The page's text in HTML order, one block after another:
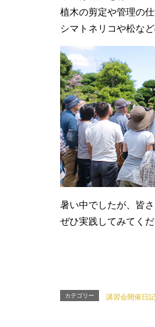
植木の剪定や管理の
シマトネリコや松な
暑い中でしたが、皆
ぜひ実践してみてく
カテゴリー 講習会開催日記